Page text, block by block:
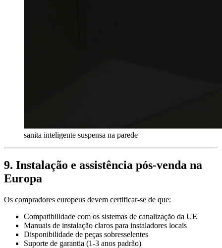
sanita inteligente suspensa na parede
9. Instalação e assistência pós-venda na
Europa
Os compradores europeus devem certificar-se de que:
Compatibilidade com os sistemas de canalização da UE
Manuais de instalação claros para instaladores locais
Disponibilidade de peças sobresselentes
Suporte de garantia (1-3 anos padrão)